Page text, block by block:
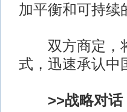
加平衡和可持续
双方商定，将
式，迅速承认中
>>战略对话